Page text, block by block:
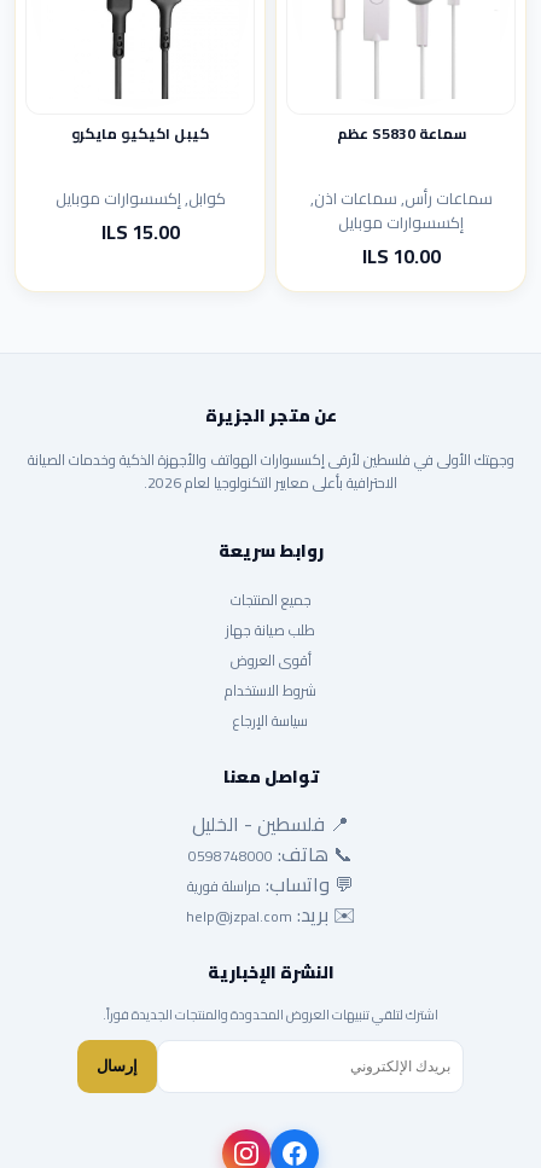
سماعة S5830 عظم
سماعات رأس, سماعات اذن,
إكسسوارات موبايل
10.00 ILS
كيبل اكيكيو مايكرو
كوابل, إكسسوارات موبايل
15.00 ILS
عن متجر الجزيرة
وجهتك الأولى في فلسطين لأرقى إكسسوارات الهواتف والأجهزة الذكية وخدمات الصيانة
الاحترافية بأعلى معايير التكنولوجيا لعام 2026.
روابط سريعة
جميع المنتجات
طلب صيانة جهاز
أقوى العروض
شروط الاستخدام
سياسة الإرجاع
تواصل معنا
📍 فلسطين - الخليل
📞 هاتف: 0598748000
💬 واتساب: مراسلة فورية
✉️ بريد: help@jzpal.com
النشرة الإخبارية
اشترك لتلقي تنبيهات العروض المحدودة والمنتجات الجديدة فوراً.
إرسال